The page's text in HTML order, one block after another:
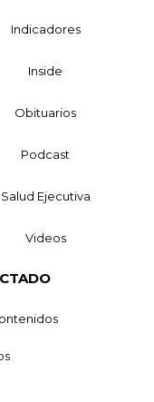
Indicadores
Inside
Obituarios
Podcast
Salud Ejecutiva
Videos